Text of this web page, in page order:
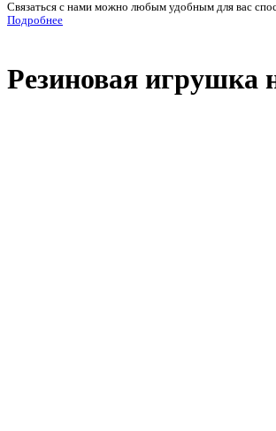
Связаться с нами можно любым удобным для вас
Подробнее
Резиновая игрушка